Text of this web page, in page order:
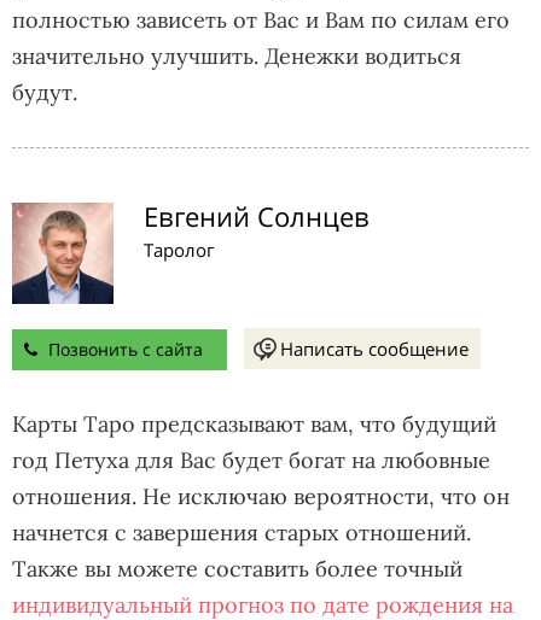
полностью зависеть от Вас и Вам по силам его
значительно улучшить. Денежки водиться
будут.
Евгений Солнцев
Таролог
Позвонить с сайта Написать сообщение
Карты Таро предсказывают вам, что будущий
год Петуха для Вас будет богат на любовные
отношения. Не исключаю вероятности, что он
начнется с завершения старых отношений.
Также вы можете составить более точный
индивидуальный прогноз по дате рождения на